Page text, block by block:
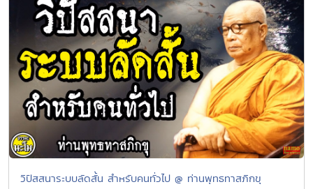
วิปัสสนาระบบลัดสั้น สำหรับคนทั่วไป @ ท่านพุทธทาสภิกขุ